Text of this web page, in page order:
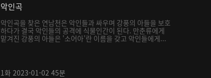
악인곡
악인곡을 찾은 연남천은 악인들과 싸우며 강풍의 아들을 보호
하다가 결국 악인들의 공격에 식물인간이 된다. 만춘류에게
맡겨진 강풍의 아들은 '소어아'란 이름을 갖고 악인들에게...
1화 2023-01-02 45분